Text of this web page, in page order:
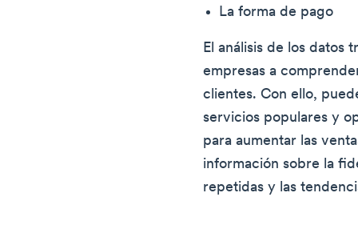
La forma de pago
El análisis de los datos
empresas a
clientes. Con ello,
servicios populares y
para aumentar las
información sobre la
repetidas y las